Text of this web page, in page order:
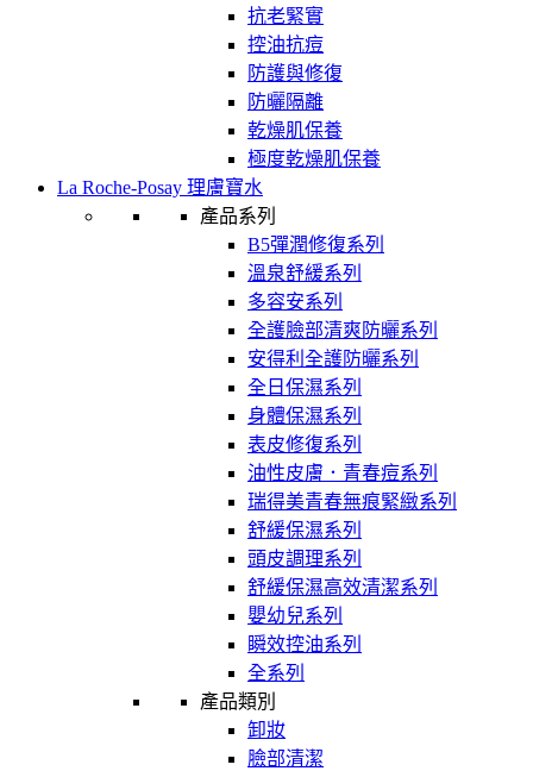
抗老緊實
控油抗痘
防護與修復
防曬隔離
乾燥肌保養
極度乾燥肌保養
La Roche-Posay 理膚寶水
產品系列
B5彈潤修復系列
溫泉舒緩系列
多容安系列
全護臉部清爽防曬系列
安得利全護防曬系列
全日保濕系列
身體保濕系列
表皮修復系列
油性皮膚．青春痘系列
瑞得美青春無痕緊緻系列
舒緩保濕系列
頭皮調理系列
舒緩保濕高效清潔系列
嬰幼兒系列
瞬效控油系列
全系列
產品類別
卸妝
臉部清潔